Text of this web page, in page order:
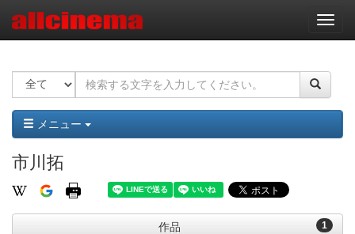
ナ
ビ
ー
ョ
ン
メニュー
市川拓
1
作品